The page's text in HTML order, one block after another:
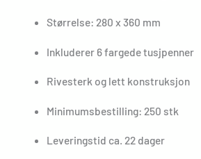
Størrelse: 280 x 360 mm
Inkluderer 6 fargede tusjpenner
Rivesterk og lett konstruksjon
Minimumsbestilling: 250 stk
Leveringstid ca. 22 dager